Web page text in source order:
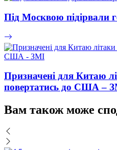
Під Москвою підірвали
Призначені для Китаю
повертатись до США –
Вам також може